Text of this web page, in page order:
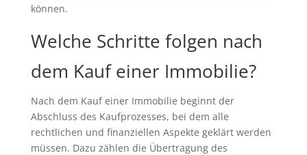
können.
Welche Schritte folgen nach
dem Kauf einer Immobilie?
Nach dem Kauf einer Immobilie beginnt der
Abschluss des Kaufprozesses, bei dem alle
rechtlichen und finanziellen Aspekte geklärt werden
müssen. Dazu zählen die Übertragung des